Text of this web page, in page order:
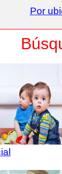
Por